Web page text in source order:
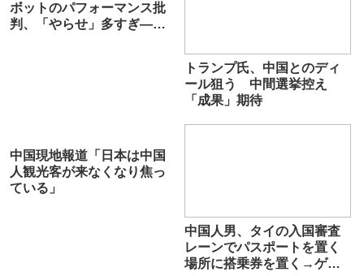
ボットのパフォーマンス批
判、「やらせ」多すぎ―中
トランプ氏、中国とのディ
ール狙う 中間選挙控え
「成果」期待
中国現地報道「日本は中国
人観光客が来なくなり焦っ
ている」
中国人男、タイの入国審査
レーンでパスポートを置く
場所に搭乗券を置く→ゲー